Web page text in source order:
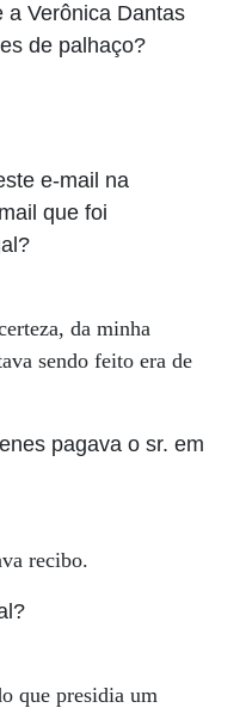
a Verônica Dantas
de palhaço?
e-mail na
que foi
da minha
sendo feito era de
pagava o sr. em
recibo.
que presidia um